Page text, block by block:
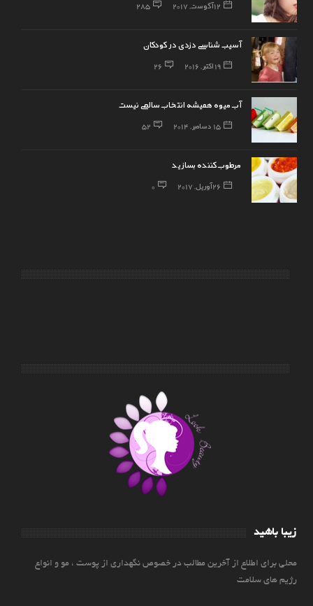
12 آگوست, 2017 285
آسیب شناسی دزدی در کودکان
19 اکتبر, 2016 26
آب میوه همیشه انتخاب سالمی نیست
15 دسامبر, 2014 52
26 آوریل, 2017 0
زیبا باشید
محلی برای اطلاع از آخرین مطالب در خصوص نگهداری از پوست ، مو و انواع
رژیم های سلامت